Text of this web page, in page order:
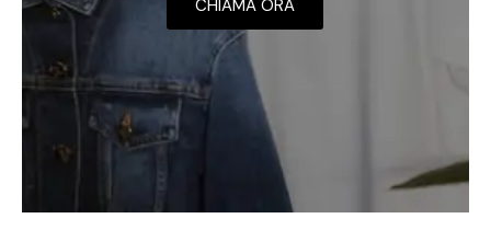
CHIAMA ORA